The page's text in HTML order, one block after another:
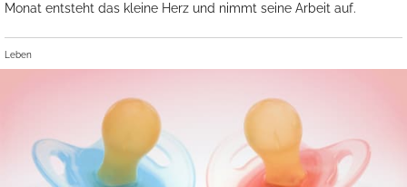
Monat entsteht das kleine Herz und nimmt seine Arbeit auf.
Leben